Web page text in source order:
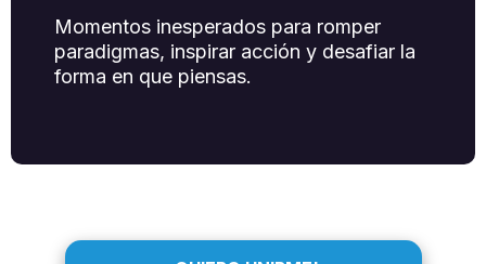
Momentos inesperados para romper
paradigmas, inspirar acción y desafiar la
forma en que piensas.